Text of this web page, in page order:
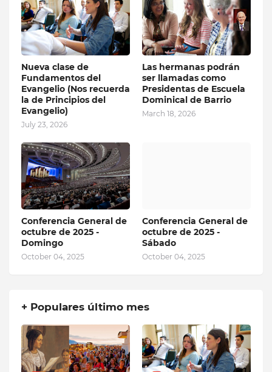
Nueva clase de
Fundamentos del
Evangelio (Nos recuerda
la de Principios del
Evangelio)
July 23, 2026
Las hermanas podrán
ser llamadas como
Presidentas de Escuela
Dominical de Barrio
March 18, 2026
Conferencia General de
octubre de 2025 -
Domingo
October 04, 2025
Conferencia General de
octubre de 2025 -
Sábado
October 04, 2025
+ Populares último mes